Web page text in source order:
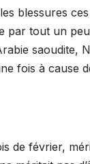
blessures
par tout un
saoudite,
fois à cause
de février,